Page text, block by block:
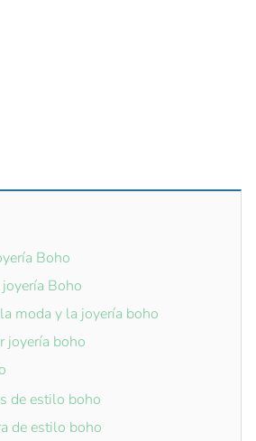
Boho
Boho
moda y la joyería boho
joyería boho
de estilo boho
de estilo boho